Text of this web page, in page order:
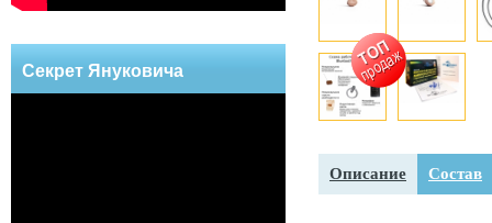
Секрет Януковича
Описание Состав